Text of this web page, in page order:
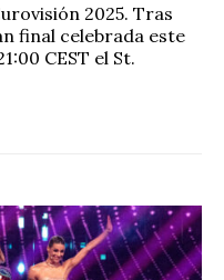
2025. Tras
final celebrada este
CEST el St.